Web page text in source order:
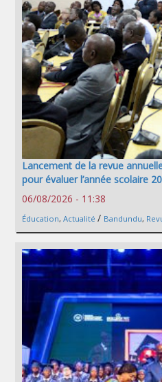
Lancement de la revue
pour évaluer l’année scolaire
06/08/2026 - 11:38
Éducation, Actualité / Bandundu,